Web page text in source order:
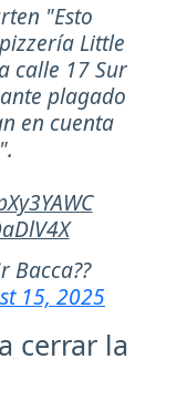
"Esto
Little
calle 17 Sur
plagado
en cuenta
Bacca??
15, 2025
cerrar la